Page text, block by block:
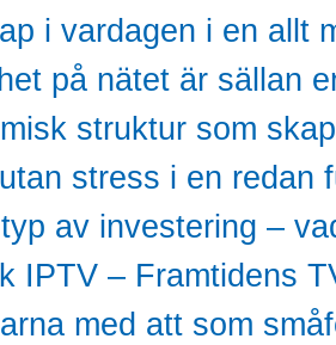
i vardagen i en allt
på nätet är sällan
struktur som
stress i en redan
av investering –
IPTV – Framtidens
med att som